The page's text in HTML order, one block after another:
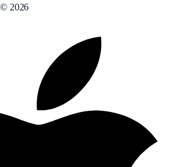
2026